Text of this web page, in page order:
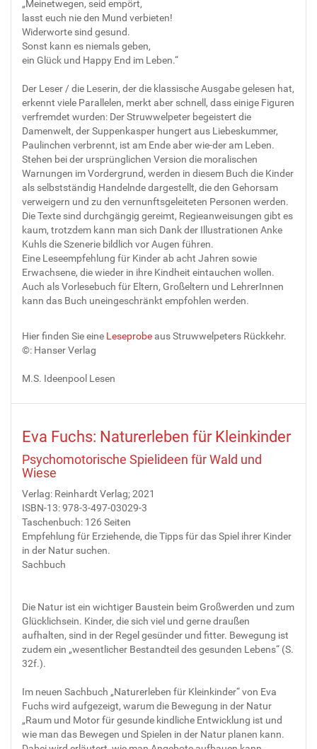
„Meinetwegen, seid empört,
lasst euch nie den Mund verbieten!
Widerworte sind gesund.
Sonst kann es niemals geben,
ein Glück und Happy End im Leben.“
Der Leser / die Leserin, der die klassische Ausgabe gelesen hat,
erkennt viele Parallelen, merkt aber schnell, dass einige Figuren
verfremdet wurden: Der Struwwelpeter begeistert die
Damenwelt, der Suppenkasper hungert aus Liebeskummer,
Paulinchen verbrennt, ist am Ende aber wie-der am Leben.
Stehen bei der ursprünglichen Version die moralischen
Warnungen im Vordergrund, werden in diesem Buch die Kinder
als selbstständig Handelnde dargestellt, die den Gehorsam
verweigern und zu den vernunftsgeleiteten Personen werden.
Die Texte sind durchgängig gereimt, Regieanweisungen gibt es
kaum, trotzdem kann man sich Dank der Illustrationen Anke
Kuhls die Szenerie bildlich vor Augen führen.
Eine Leseempfehlung für Kinder ab acht Jahren sowie
Erwachsene, die wieder in ihre Kindheit eintauchen wollen.
Auch als Vorlesebuch für Eltern, Großeltern und LehrerInnen
kann das Buch uneingeschränkt empfohlen werden.
Hier finden Sie eine Leseprobe aus Struwwelpeters Rückkehr.
©: Hanser Verlag
M.S. Ideenpool Lesen
Eva Fuchs: Naturerleben für Kleinkinder
Psychomotorische Spielideen für Wald und
Wiese
Verlag: Reinhardt Verlag; 2021
ISBN-13: 978-3-497-03029-3
Taschenbuch: 126 Seiten
Empfehlung für Erziehende, die Tipps für das Spiel ihrer Kinder
in der Natur suchen.
Sachbuch
Die Natur ist ein wichtiger Baustein beim Großwerden und zum
Glücklichsein. Kinder, die sich viel und gerne draußen
aufhalten, sind in der Regel gesünder und fitter. Bewegung ist
zudem ein „wesentlicher Bestandteil des gesunden Lebens“ (S.
32f.).
Im neuen Sachbuch „Naturerleben für Kleinkinder“ von Eva
Fuchs wird aufgezeigt, warum die Bewegung in der Natur
„Raum und Motor für gesunde kindliche Entwicklung ist und
wie man das Bewegen und Spielen in der Natur planen kann.